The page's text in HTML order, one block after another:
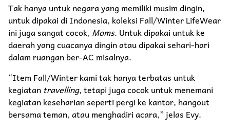
Tak hanya untuk negara yang memiliki musim dingin,
untuk dipakai di Indonesia, koleksi Fall/Winter LifeWear
ini juga sangat cocok, Moms. Untuk dipakai untuk ke
daerah yang cuacanya dingin atau dipakai sehari-hari
dalam ruangan ber-AC misalnya.
“Item Fall/Winter kami tak hanya terbatas untuk
kegiatan travelling, tetapi juga cocok untuk menemani
kegiatan keseharian seperti pergi ke kantor, hangout
bersama teman, atau menghadiri acara,” jelas Evy.